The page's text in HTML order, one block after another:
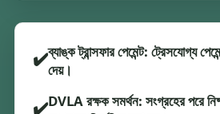
✔️ব্যাঙ্ক ট্রান্সফার পেমেন্ট: ট্রেসযোগ্য
দেয়।
✔️DVLA রক্ষক সমর্থন: সংগ্রহের পরে